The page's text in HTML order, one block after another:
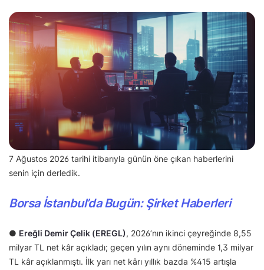
7 Ağustos 2026 tarihi itibarıyla günün öne çıkan haberlerini
senin için derledik.
Borsa İstanbul’da Bugün: Şirket Haberleri
● Ereğli Demir Çelik (EREGL), 2026’nın ikinci çeyreğinde 8,55
milyar TL net kâr açıkladı; geçen yılın aynı döneminde 1,3 milyar
TL kâr açıklanmıştı. İlk yarı net kârı yıllık bazda %415 artışla